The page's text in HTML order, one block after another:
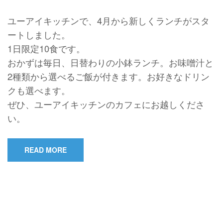
ユーアイキッチンで、4月から新しくランチがスタ
ートしました。
1日限定10食です。
おかずは毎日、日替わりの小鉢ランチ。お味噌汁と
2種類から選べるご飯が付きます。お好きなドリン
クも選べます。
ぜひ、ユーアイキッチンのカフェにお越しくださ
い。
READ MORE